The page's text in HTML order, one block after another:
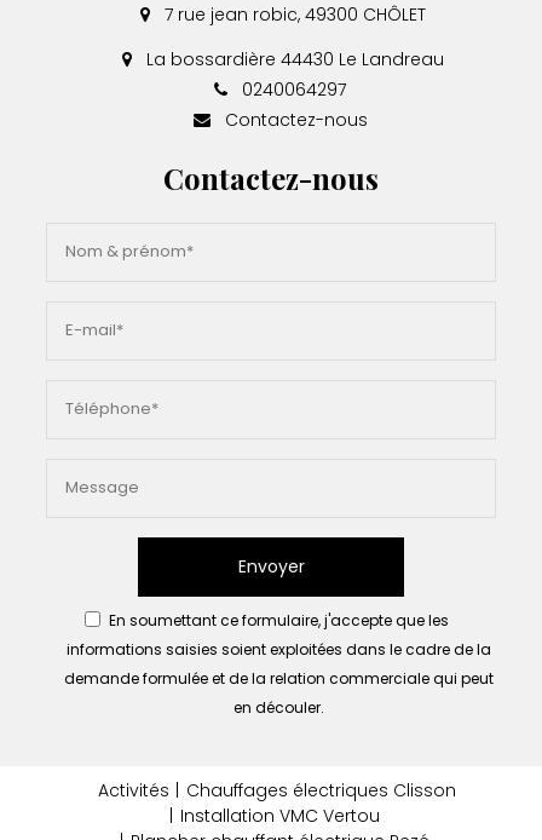
7 rue jean robic, 49300 CHÔLET
La bossardière 44430 Le Landreau
0240064297
Contactez-nous
Contactez-nous
Envoyer
En soumettant ce formulaire, j'accepte que les
informations saisies soient exploitées dans le cadre de la
demande formulée et de la relation commerciale qui peut
en découler.
Activités
Chauffages électriques Clisson
Installation VMC Vertou